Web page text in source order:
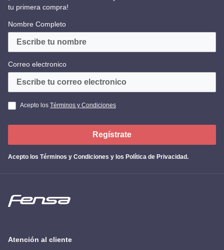
tu primera compra!
Nombre Completo
Correo electronico
Acepto los Términos y Condiciones
Acepto los Términos y Condiciones y los Política de Privacidad.
Regístrate
Atención al cliente